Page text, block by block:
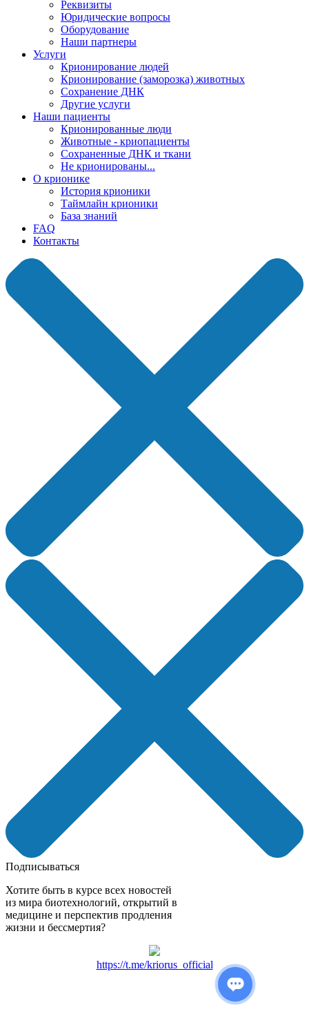
Реквизиты
Юридические вопросы
Оборудование
Наши партнеры
Услуги
Крионирование людей
Крионирование (заморозка) животных
Сохранение ДНК
Другие услуги
Наши пациенты
Крионированные люди
Животные - криопациенты
Сохраненные ДНК и ткани
Не крионированы...
О крионике
История крионики
Таймлайн крионики
База знаний
FAQ
Контакты
Подписываться
Хотите быть в курсе всех новостей
из мира биотехнологий, открытий в
медицине и перспектив продления
жизни и бессмертия?
https://t.me/kriorus_official